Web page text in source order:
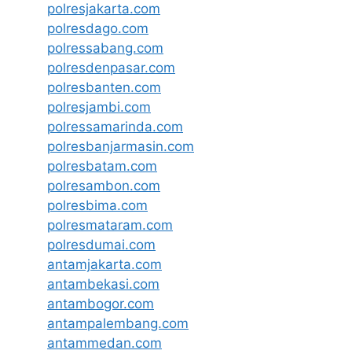
polresjakarta.com
polresdago.com
polressabang.com
polresdenpasar.com
polresbanten.com
polresjambi.com
polressamarinda.com
polresbanjarmasin.com
polresbatam.com
polresambon.com
polresbima.com
polresmataram.com
polresdumai.com
antamjakarta.com
antambekasi.com
antambogor.com
antampalembang.com
antammedan.com